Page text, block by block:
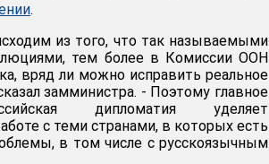
.
из того, что так называемыми
тем более в Комиссии ООН
вряд ли можно исправить реальное
замминистра. - Поэтому главное
дипломатия уделяет
с теми странами, в которых есть
в том числе с русскоязычным